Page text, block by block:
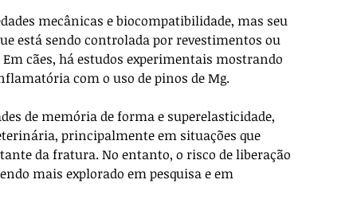
mecânicas e biocompatibilidade, mas seu
está sendo controlada por revestimentos ou
cães, há estudos experimentais mostrando
com o uso de pinos de Mg.
de memória de forma e superelasticidade,
principalmente em situações que
da fratura. No entanto, o risco de liberação
mais explorado em pesquisa e em